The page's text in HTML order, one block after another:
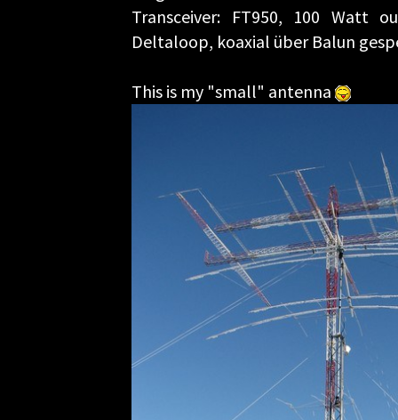
Transceiver: FT950, 100 Watt
Deltaloop, koaxial über Balun
This is my "small" antenna